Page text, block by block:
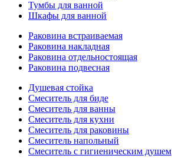
Тумбы для ванной
Шкафы для ванной
Раковина встраиваемая
Раковина накладная
Раковина отдельностоящая
Раковина подвесная
Душевая стойка
Смеситель для биде
Смеситель для ванны
Смеситель для кухни
Смеситель для раковины
Смеситель напольный
Смеситель с гигиеническим душем